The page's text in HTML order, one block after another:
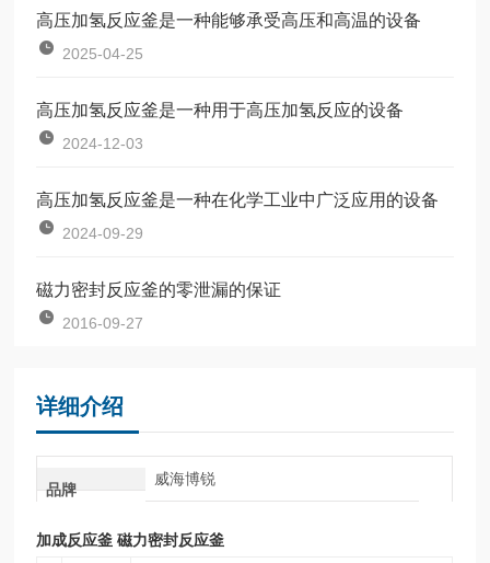
高压加氢反应釜是一种能够承受高压和高温的设备
2025-04-25
高压加氢反应釜是一种用于高压加氢反应的设备
2024-12-03
高压加氢反应釜是一种在化学工业中广泛应用的设备
2024-09-29
磁力密封反应釜的零泄漏的保证
2016-09-27
详细介绍
品牌
威海博锐
加成反应釜 磁力密封反应釜